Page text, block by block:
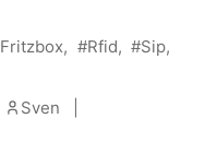
Fritzbox Rfid
Sip
Sven